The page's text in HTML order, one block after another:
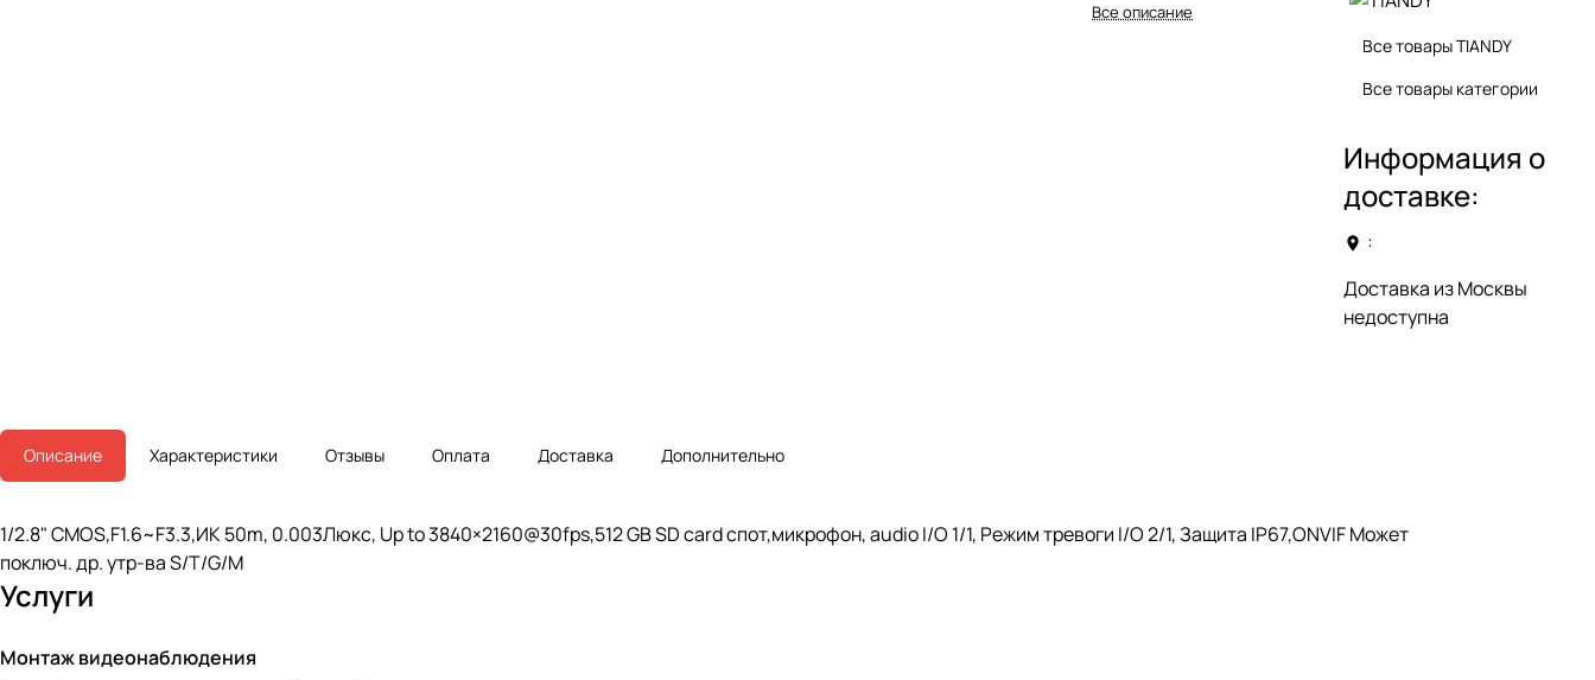
Все описание
Все товары TIANDY
Все товары категории
Информация о
доставке:
:
Доставка из Москвы
недоступна
Описание Характеристики Отзывы Оплата Доставка Дополнительно
1/2.8" CMOS,F1.6~F3.3,ИК 50m, 0.003Люкс, Up to 3840×2160@30fps,512 GB SD card спот,микрофон, audio I/O 1/1, Режим тревоги I/O 2/1, Защита IP67,ONVIF Может
поключ. др. утр-ва S/T/G/M
Услуги
Монтаж видеонаблюдения